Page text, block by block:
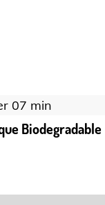
Biodegradable